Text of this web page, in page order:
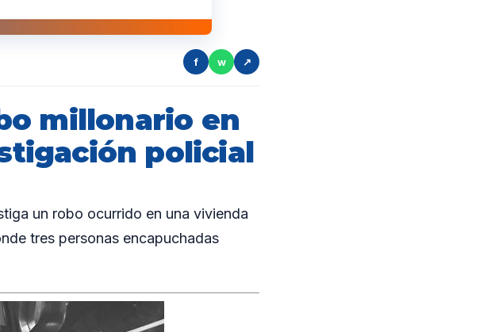
f w ↗
millonario en
policial
un robo ocurrido en una vivienda
tres personas encapuchadas